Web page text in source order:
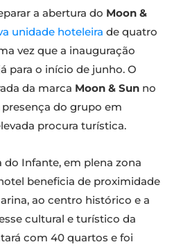
a abertura do Moon &
unidade hoteleira de quatro
vez que a inauguração
para o início de junho. O
da marca Moon & Sun no
do grupo em
procura turística.
do Infante, em plena zona
beneficia de proximidade
ao centro histórico e a
cultural e turístico da
com 40 quartos e foi